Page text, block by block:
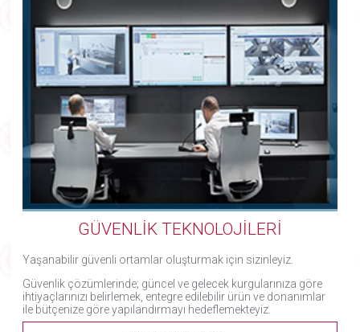
GÜVENLİK TEKNOLOJİLERİ
Yaşanabilir güvenli ortamlar oluşturmak için sizinleyiz.
Güvenlik çözümlerinde; güncel ve gelecek kurgularınıza göre
ihtiyaçlarınızı belirlemek, entegre edilebilir ürün ve donanımlar
ile bütçenize göre yapılandırmayı hedeflemekteyiz.